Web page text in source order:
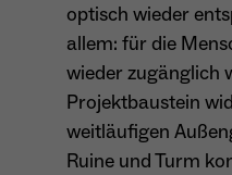
Zweck
Speichert
Benutzers für
Domäne.
Anbieter Matomo
Laufzeit Sitzung
Zweck
Temporäre
optisch wieder
allem: für die
wieder zugänglich
Projektbaustein
weitläufigen
Ruine und Turm